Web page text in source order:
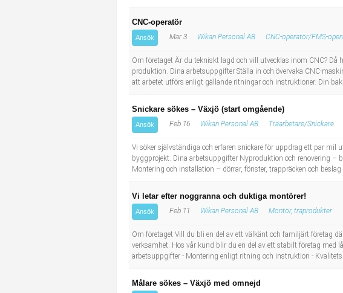
CNC-operatör
Ansök Mar 3 Wikan Personal AB CNC-operatör/FMS-
Om företaget Är du tekniskt lagd och vill utvecklas inom CNC? Då
produktion. Dina arbetsuppgifter Ställa in och övervaka CNC-
att arbetet utförs enligt gällande ritningar och instruktioner. Din
Snickare sökes – Växjö (start omgående)
Ansök Feb 16 Wikan Personal AB Träarbetare/Snickare
Vi söker självständiga och erfaren snickare för uppdrag ett par mil
byggprojekt. Dina arbetsuppgifter Nyproduktion och renovering –
Montering och installation – dörrar, fönster, trappräcken och
Vi letar efter noggranna och duktiga montörer!
Ansök Feb 11 Wikan Personal AB Montör, träprodukter
Om företaget Vill du bli en del av ett välkänt och familjärt företag
verksamhet. Hos vår kund blir du en del av ett stabilt företag med
arbetsuppgifter - Montering enligt ritning och instruktion -
Målare sökes – Växjö med omnejd